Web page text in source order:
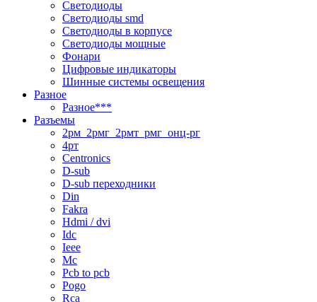
Светодиоды
Светодиоды smd
Светодиоды в корпусе
Светодиоды мощные
Фонари
Цифровые индикаторы
Шинные системы освещения
Разное
Разное***
Разъемы
2рм_2рмг_2рмт_рмг_онц-рг
4рт
Centronics
D-sub
D-sub переходники
Din
Fakra
Hdmi / dvi
Idc
Ieee
Mc
Pcb to pcb
Pogo
Rca